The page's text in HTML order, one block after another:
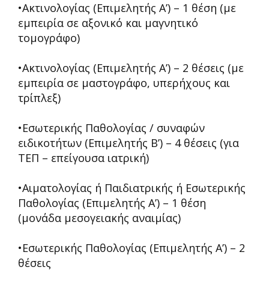
•Ακτινολογίας (Επιμελητής Α’) – 1 θέση (με
εμπειρία σε αξονικό και μαγνητικό
τομογράφο)
•Ακτινολογίας (Επιμελητής Α’) – 2 θέσεις (με
εμπειρία σε μαστογράφο, υπερήχους και
τρίπλεξ)
•Εσωτερικής Παθολογίας / συναφών
ειδικοτήτων (Επιμελητής Β’) – 4 θέσεις (για
ΤΕΠ – επείγουσα ιατρική)
•Αιματολογίας ή Παιδιατρικής ή Εσωτερικής
Παθολογίας (Επιμελητής Α’) – 1 θέση
(μονάδα μεσογειακής αναιμίας)
•Εσωτερικής Παθολογίας (Επιμελητής Α’) – 2
θέσεις